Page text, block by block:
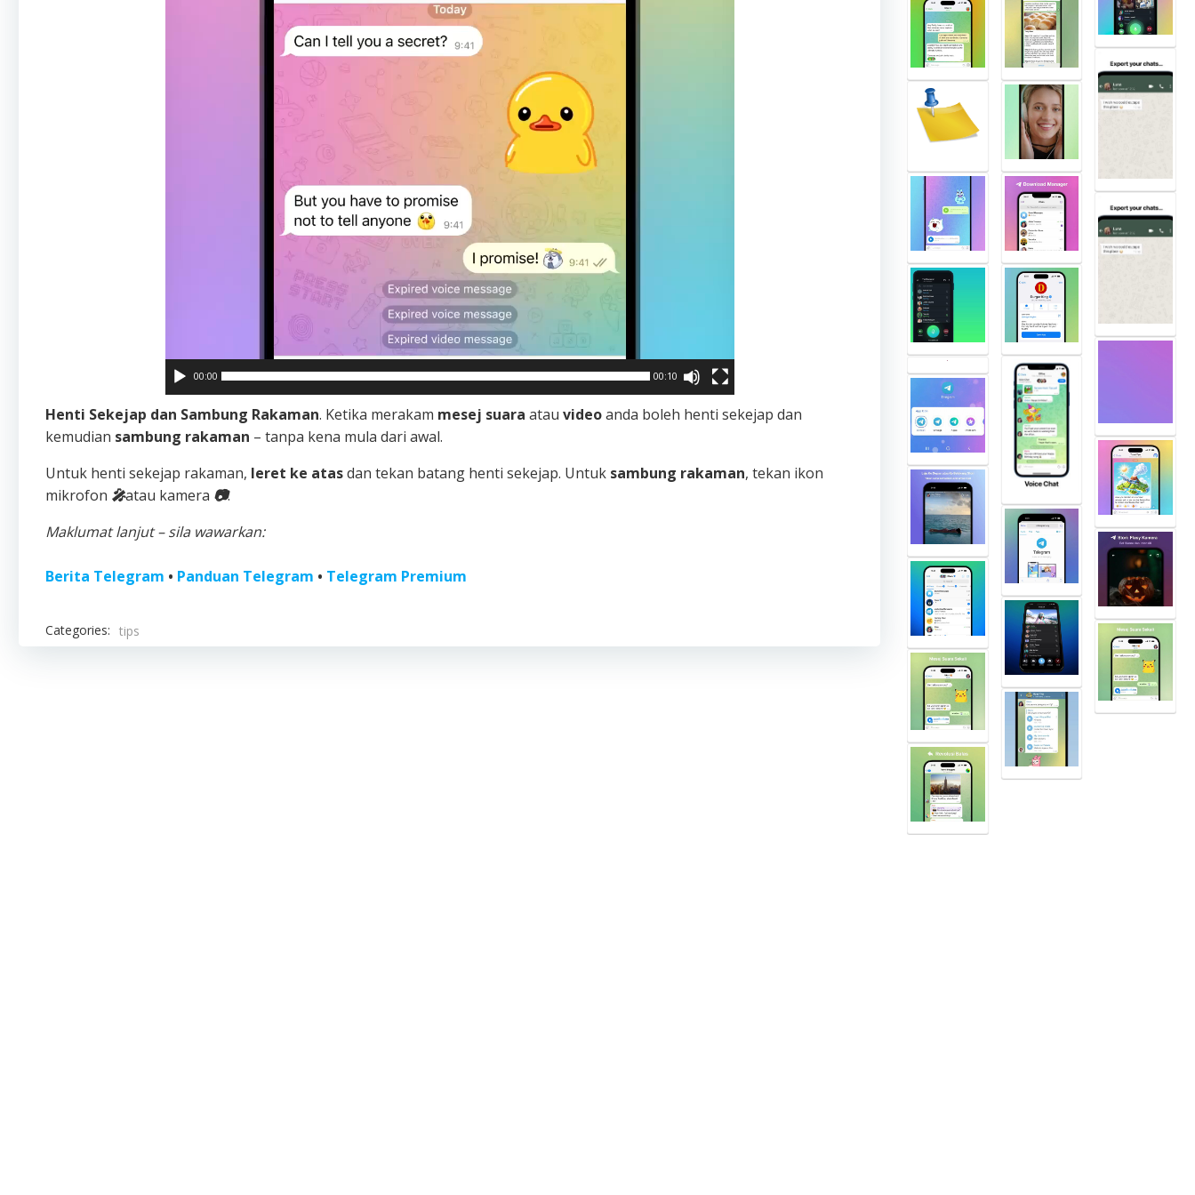
00:00 00:10
Henti Sekejap dan Sambung Rakaman. Ketika merakam mesej suara atau videoanda boleh henti sekejap dan
kemudian sambung rakaman – tanpa kena mula dari awal.
Untuk henti sekejap rakaman, leret ke atasdan tekan batang henti sekejap. Untuk sambung rakaman, tekan ikon
mikrofon 🎤atau kamera 📷.
Maklumat lanjut – sila wawarkan:
Berita Telegram • Panduan Telegram • Telegram Premium
Categories: tips